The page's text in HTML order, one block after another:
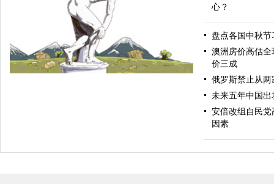
亚太再平衡
心？
盘点各国中秋节
澳洲房价高估
价三成
俄罗斯禁止从
未来五年中国
安倍改组自民
因素